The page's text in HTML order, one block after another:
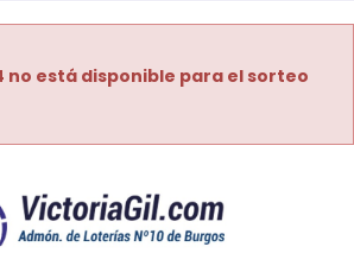
no está disponible para el sorteo